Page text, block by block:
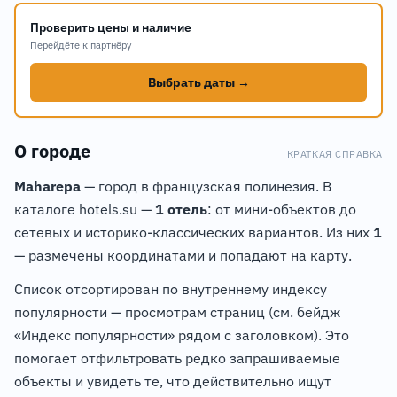
Проверить цены и наличие
Перейдёте к партнёру
Выбрать даты →
О городе КРАТКАЯ СПРАВКА
Maharepa — город в французская полинезия. В
каталоге hotels.su — 1 отель: от мини-объектов до
сетевых и историко-классических вариантов. Из них 1
— размечены координатами и попадают на карту.
Список отсортирован по внутреннему индексу
популярности — просмотрам страниц (см. бейдж
«Индекс популярности» рядом с заголовком). Это
помогает отфильтровать редко запрашиваемые
объекты и увидеть те, что действительно ищут